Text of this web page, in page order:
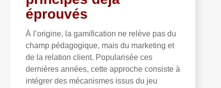
éprouvés
À l’origine, la gamification ne relève pas du
champ pédagogique, mais du marketing et
de la relation client. Popularisée ces
dernières années, cette approche consiste à
intégrer des mécanismes issus du jeu